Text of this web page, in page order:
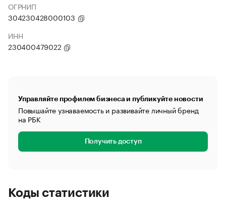
ОГРНИП
304230428000103
ИНН
230400479022
Управляйте профилем бизнеса и публикуйте новости
Повышайте узнаваемость и развивайте личный бренд
на РБК
Получить доступ
Коды статистики